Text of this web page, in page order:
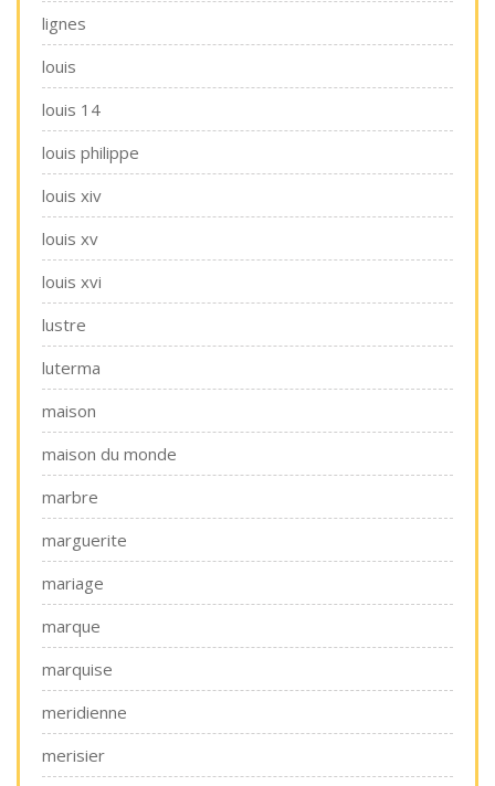
lignes
louis
louis 14
louis philippe
louis xiv
louis xv
louis xvi
lustre
luterma
maison
maison du monde
marbre
marguerite
mariage
marque
marquise
meridienne
merisier